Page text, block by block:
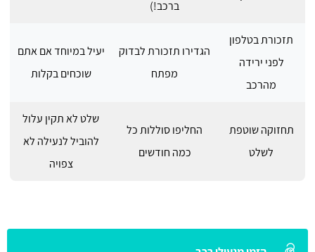
ברכב!)
תזכורת בטלפון
לפני ירידה
מהרכב
הגדירו תזכורת לבדוק
מפתח
יעיל במיוחד אם אתם
שוכחים בקלות
תחזוקה שוטפת
לשלט
החליפו סוללות כל
כמה חודשים
שלט לא תקין עלול
להוביל לנעילה לא
צפויה